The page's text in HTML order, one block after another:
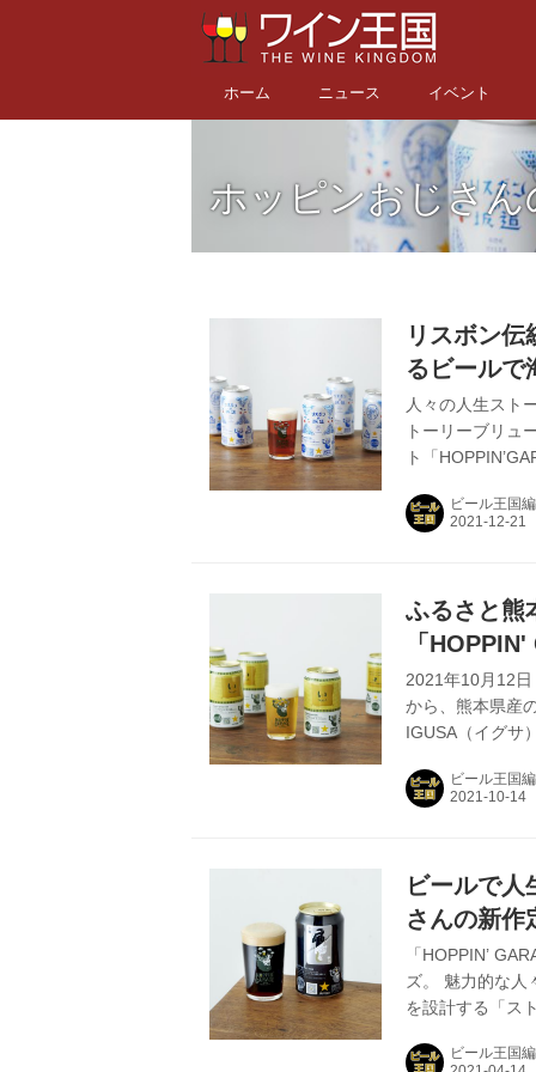
ホーム ニュース イベント
ホッピンおじさん
リスボン伝
るビールで
スボンの坂
人々の人生スト
トーリーブリュ
ト「
「ホッピンおじ
け分の申込み受
ビール王国
ふるさと熊
「
応援キャン
2021年10月12日
から、熊本県産
IGUSA（イグサ
まもと応援！！
ンガレージ）｜
ビール王国
ビールで人
さんの新作
NIGHT
「HOPPIN’
ズ。 魅力的な人
を設計する「ス
GARAGE」から
ビール王国